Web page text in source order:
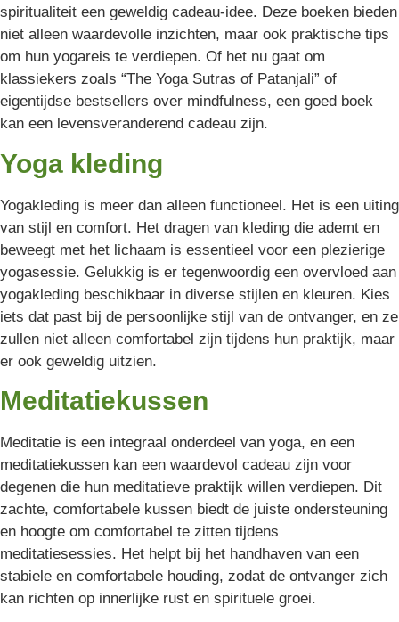
spiritualiteit een geweldig cadeau-idee. Deze boeken bieden
niet alleen waardevolle inzichten, maar ook praktische tips
om hun yogareis te verdiepen. Of het nu gaat om
klassiekers zoals “The Yoga Sutras of Patanjali” of
eigentijdse bestsellers over mindfulness, een goed boek
kan een levensveranderend cadeau zijn.
Yoga kleding
Yogakleding is meer dan alleen functioneel. Het is een uiting
van stijl en comfort. Het dragen van kleding die ademt en
beweegt met het lichaam is essentieel voor een plezierige
yogasessie. Gelukkig is er tegenwoordig een overvloed aan
yogakleding beschikbaar in diverse stijlen en kleuren. Kies
iets dat past bij de persoonlijke stijl van de ontvanger, en ze
zullen niet alleen comfortabel zijn tijdens hun praktijk, maar
er ook geweldig uitzien.
Meditatiekussen
Meditatie is een integraal onderdeel van yoga, en een
meditatiekussen kan een waardevol cadeau zijn voor
degenen die hun meditatieve praktijk willen verdiepen. Dit
zachte, comfortabele kussen biedt de juiste ondersteuning
en hoogte om comfortabel te zitten tijdens
meditatiesessies. Het helpt bij het handhaven van een
stabiele en comfortabele houding, zodat de ontvanger zich
kan richten op innerlijke rust en spirituele groei.